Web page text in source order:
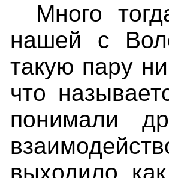
Много
нашей с
такую пару
что
понимали
выходило,